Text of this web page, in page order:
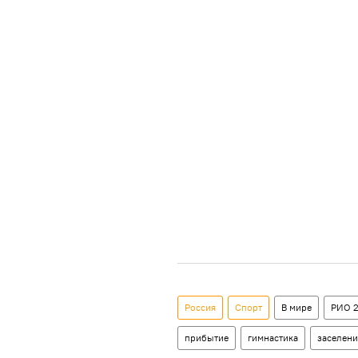
Россия Спорт В мире РИО
прибытие гимнастика